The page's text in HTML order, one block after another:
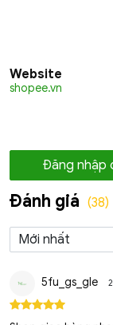
Website
shopee.vn
Đăng nhập
Đánh giá (38)
5fu_gs_gle